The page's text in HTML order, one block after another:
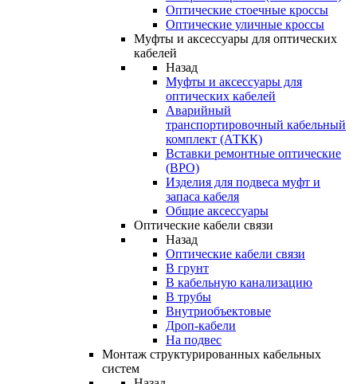
Оптические стоечные кроссы
Оптические уличные кроссы
Муфты и аксессуары для оптических
кабелей
Назад
Муфты и аксессуары для
оптических кабелей
Аварийный
транспортировочный кабельный
комплект (АТКК)
Вставки ремонтные оптические
(ВРО)
Изделия для подвеса муфт и
запаса кабеля
Общие аксессуары
Оптические кабели связи
Назад
Оптические кабели связи
В грунт
В кабельную канализацию
В трубы
Внутриобъектовые
Дроп-кабели
На подвес
Монтаж структурированных кабельных
систем